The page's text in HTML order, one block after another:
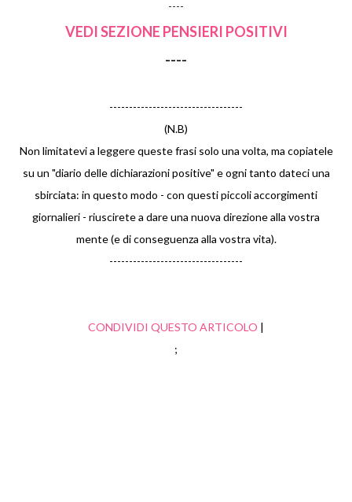
----
VEDI SEZIONE PENSIERI POSITIVI
----
----------------------------------
(N.B)
Non limitatevi a leggere queste frasi solo una volta, ma copiatele
su un "diario delle dichiarazioni positive" e ogni tanto dateci una
sbirciata: in questo modo - con questi piccoli accorgimenti
giornalieri - riuscirete a dare una nuova direzione alla vostra
mente (e di conseguenza alla vostra vita).
----------------------------------
CONDIVIDI QUESTO ARTICOLO |
;